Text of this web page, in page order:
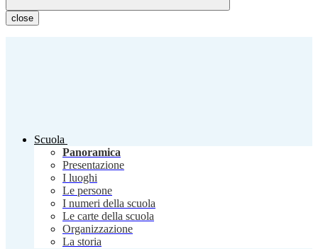
close
Scuola
Panoramica
Presentazione
I luoghi
Le persone
I numeri della scuola
Le carte della scuola
Organizzazione
La storia